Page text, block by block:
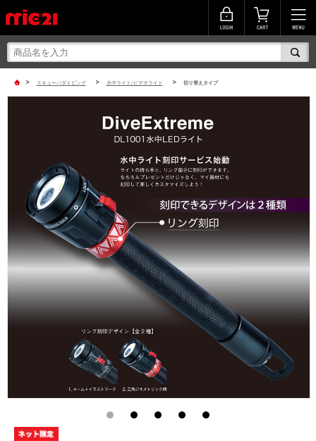
> スキューバダイビング > 水中ライト/ビデオライト > 切り替えタイプ